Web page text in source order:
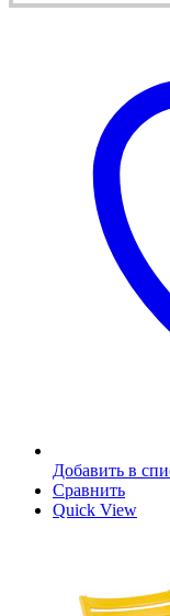
Добавить в
Сравнить
Quick View